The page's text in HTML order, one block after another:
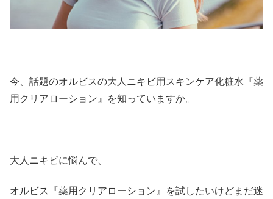
今、話題のオルビスの大人ニキビ用スキンケア化粧水『薬
用クリアローション』を知っていますか。
大人ニキビに悩んで、
オルビス『薬用クリアローション』を試したいけどまだ迷